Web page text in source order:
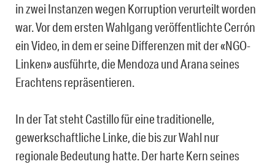
in zwei Instanzen wegen Korruption verurteilt worden
war. Vor dem ersten Wahlgang veröffentlichte Cerrón
ein Video, in dem er seine Differenzen mit der «NGO-
Linken» ausführte, die Mendoza und Arana seines
Erachtens repräsentieren.
In der Tat steht Castillo für eine traditionelle,
gewerkschaftliche Linke, die bis zur Wahl nur
regionale Bedeutung hatte. Der harte Kern seines